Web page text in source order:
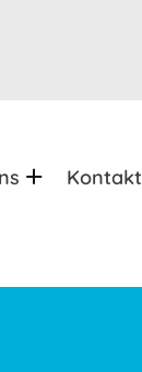
Kontakt